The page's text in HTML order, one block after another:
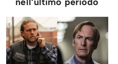
nell’ultimo periodo